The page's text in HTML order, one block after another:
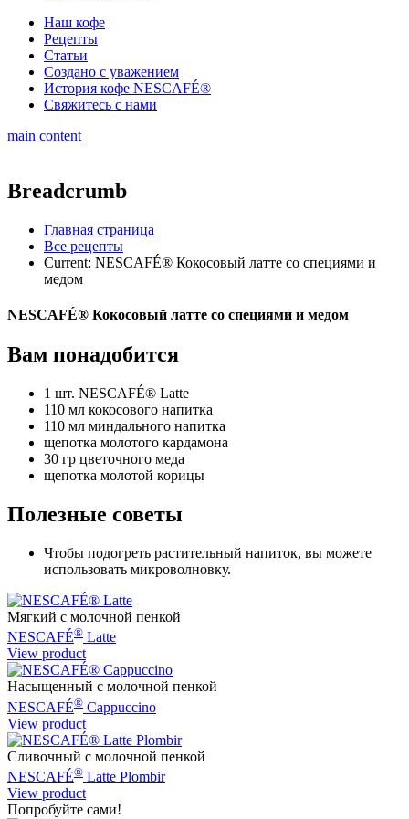
Наш кофе
Рецепты
Cтатьи
Создано с уважением
История кофе NESCAFÉ®
Свяжитесь с нами
main content
Breadcrumb
Главная страница
Все рецепты
Current: NESCAFÉ® Кокосовый латте со специями и
медом
NESCAFÉ® Кокосовый латте со специями и медом
Вам понадобится
1 шт. NESCAFÉ® Latte
110 мл кокосового напитка
110 мл миндального напитка
щепотка молотого кардамона
30 гр цветочного меда
щепотка молотой корицы
Полезные советы
Чтобы подогреть растительный напиток, вы можете
использовать микроволновку.
Мягкий с молочной пенкой
NESCAFÉ® Latte
View product
Насыщенный с молочной пенкой
NESCAFÉ® Cappuccino
View product
Сливочный с молочной пенкой
NESCAFÉ® Latte Plombir
View product
Попробуйте сами!